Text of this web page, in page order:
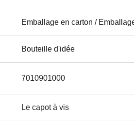
Emballage en carton /
Bouteille d'idée
7010901000
Le capot à vis